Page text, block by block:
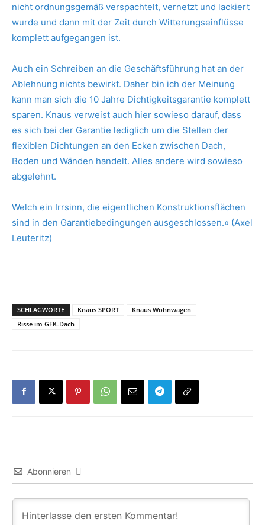
nicht ordnungsgemäß verspachtelt, vernetzt und lackiert
wurde und dann mit der Zeit durch Witterungseinflüsse
komplett aufgegangen ist.
Auch ein Schreiben an die Geschäftsführung hat an der
Ablehnung nichts bewirkt. Daher bin ich der Meinung
kann man sich die 10 Jahre Dichtigkeitsgarantie komplett
sparen. Knaus verweist auch hier sowieso darauf, dass
es sich bei der Garantie lediglich um die Stellen der
flexiblen Dichtungen an den Ecken zwischen Dach,
Boden und Wänden handelt. Alles andere wird sowieso
abgelehnt.
Welch ein Irrsinn, die eigentlichen Konstruktionsflächen
sind in den Garantiebedingungen ausgeschlossen.« (Axel
Leuteritz)
SCHLAGWORTE Knaus SPORT
Knaus Wohnwagen
Risse im GFK-Dach
Abonnieren